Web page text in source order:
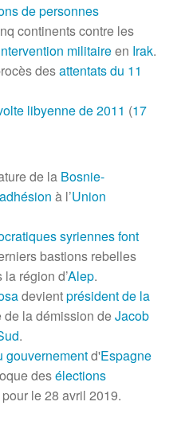
de personnes
continents contre les
militaireen Irak.
desattentats du 11
libyenne de 2011 (17
de la Bosnie-
adhésion à l’Union
syriennesfont
bastions rebelles
la région d’Alep.
devientprésident de la
de la démission deJacob
.
gouvernementd'Espagne
desélections
pour le28 avril 2019.